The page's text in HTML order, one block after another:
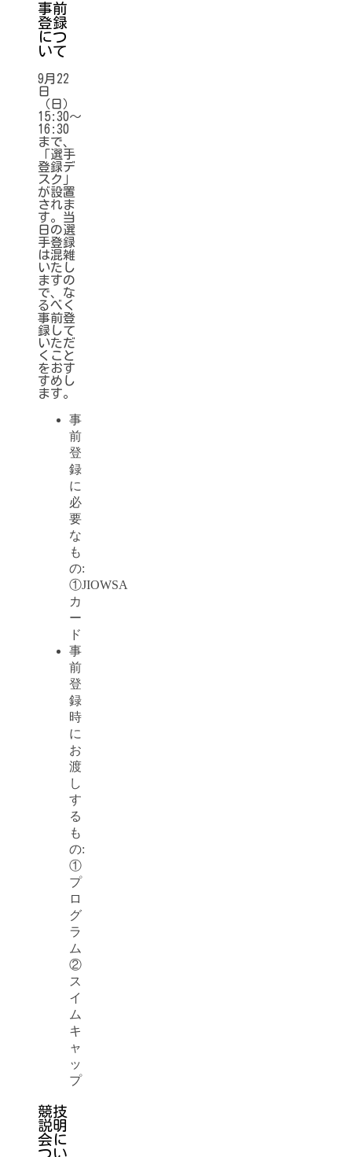
事前
登録
につ
いて
9月22
日
（日）
15:30〜
16:30
まで、
「選手
登録デ
スク」
が設置
されま
す。当
日の選
手登録
は混雑
いたし
ますの
で、な
るべく
事前登
録して
いただ
くこと
をおす
すめし
ます。
事
前
登
録
に
必
要
な
も
の:
①JIOWSA
カ
ー
ド
事
前
登
録
時
に
お
渡
し
す
る
も
の:
①
プ
ロ
グ
ラ
ム
②
ス
イ
ム
キ
ャ
ッ
プ
競技
説明
会に
つい